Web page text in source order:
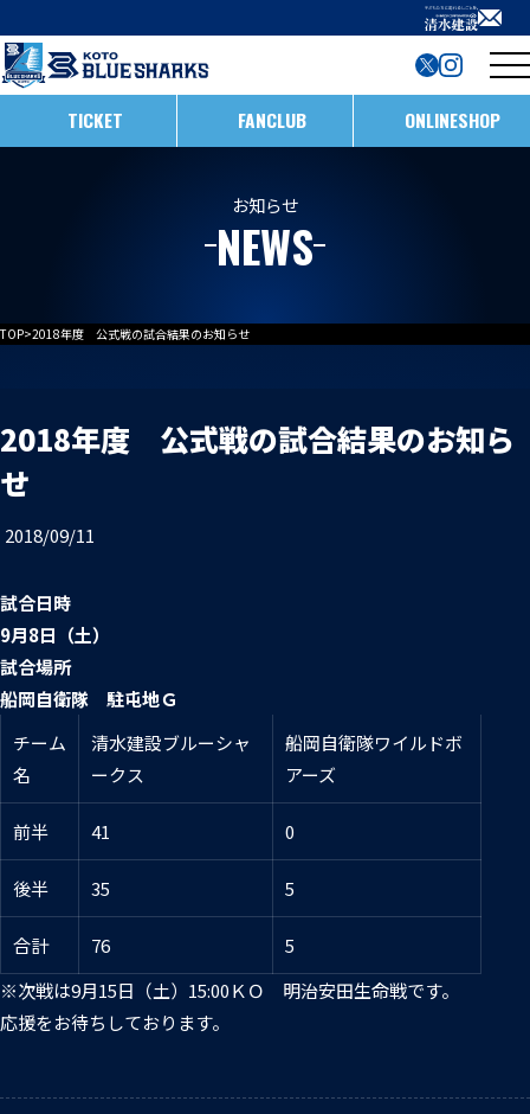
TICKET FANCLUB ONLINESHOP
お知らせ
NEWS
TOP>2018年度 公式戦の試合結果のお知らせ
2018年度 公式戦の試合結果のお知ら
せ
2018/09/11
試合日時
9月8日（土）
試合場所
船岡自衛隊 駐屯地Ｇ
チーム
名
清水建設ブルーシャ
ークス
船岡自衛隊ワイルドボ
アーズ
前半 41 0
後半 35 5
合計 76
5
※次戦は9月15日（土）15:00ＫＯ 明治安田生命戦です。
応援をお待ちしております。
インフォメーション
お知らせ
D1/D2入替戦
第2戦ホストゲーム
チームについて
パートナー一覧
パートナー募集
お問い合わせ
プライバシーポリシー